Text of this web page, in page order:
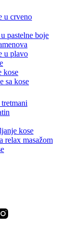
u crveno
pastelne boje
u plavo
kose
sa kose
kose
relax masažom